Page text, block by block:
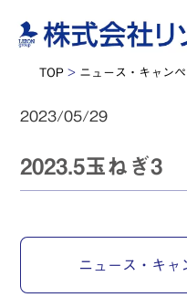
TOP > ニュース・キャン
2023/05/29
2023.5玉ねぎ3
ニュース・キャ